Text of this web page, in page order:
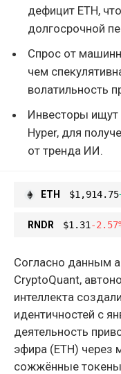
дефицит ETH,
долгосрочной
Спрос от
чем
волатильность
Инвесторы ищут
Hyper, для
от тренда ИИ.
ETH $1,914.75
RNDR $1.31 -
Согласно данным
CryptoQuant,
интеллекта
идентичностей с
деятельность
эфира (ETH) через
сожжённые